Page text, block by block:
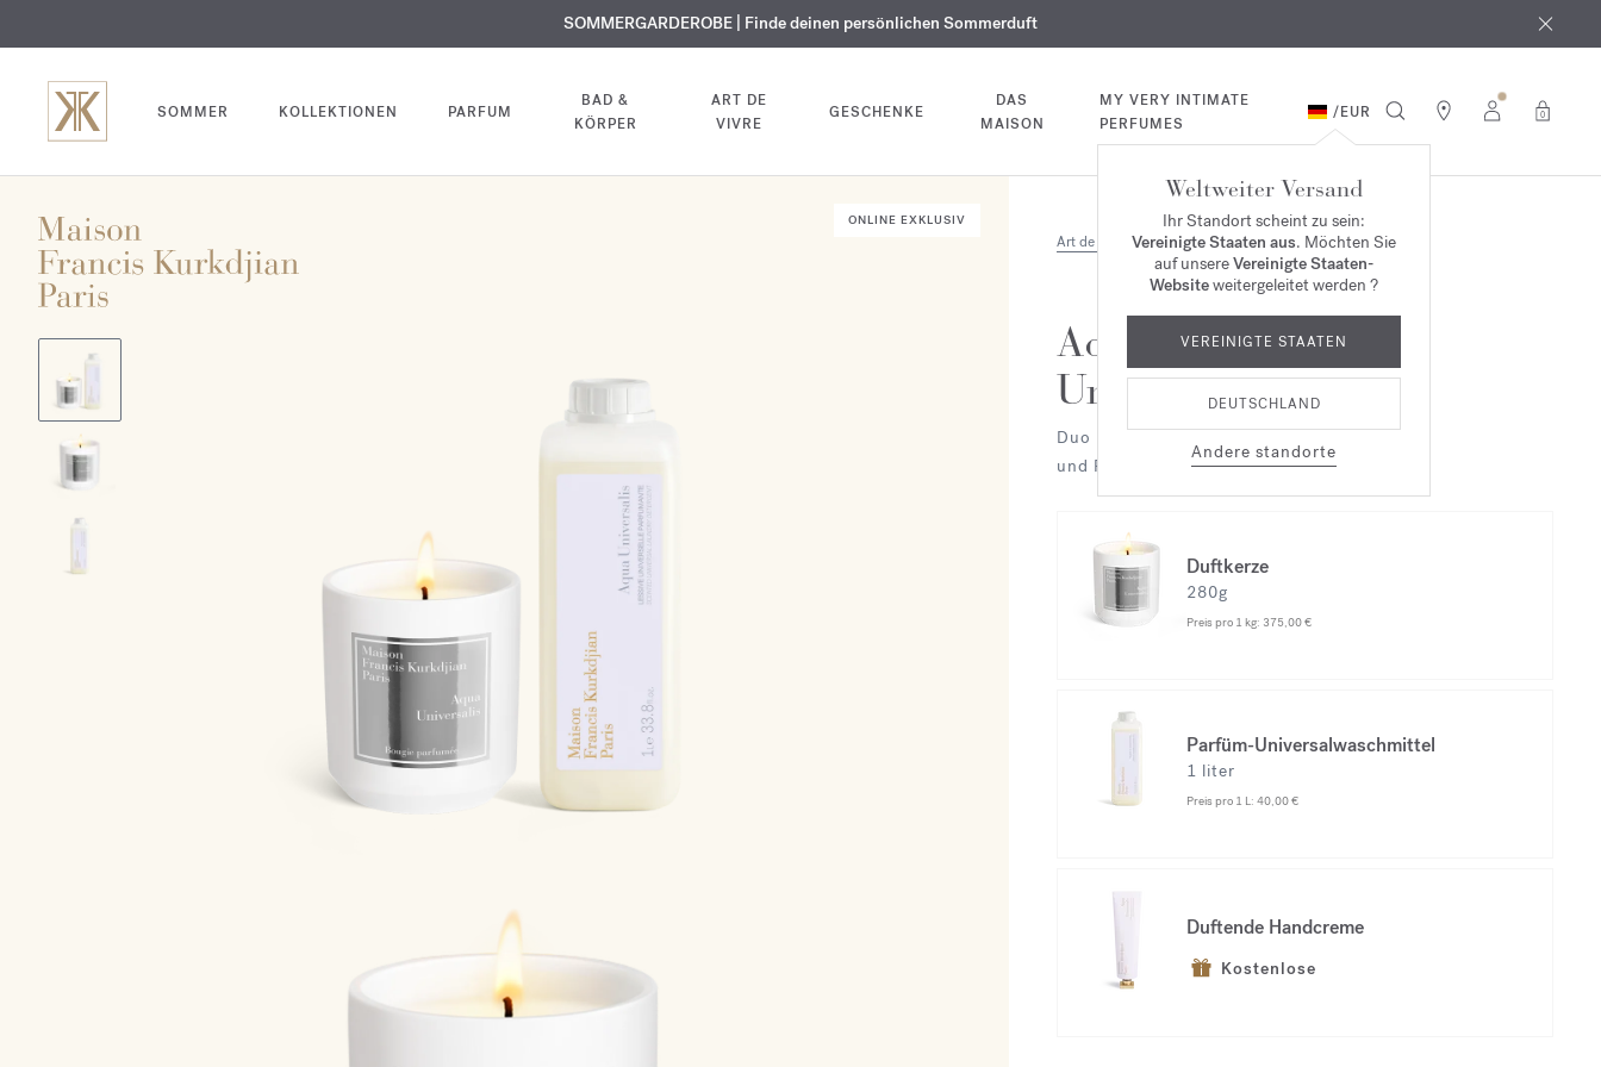
EXKLUSIV | Erhalten Sie OUDvelvet moodin Ihrer Bestellung*
KOSTENLOSE GRAVUR | Auf alle Düfte und Körperöle bis zum 9. August
SOMMERGARDEROBE | Finde deinen persönlichen Sommerduft
SOMMER KOLLEKTIONEN PARFUM
BAD &
KÖRPER
ART DE
VIVRE
GESCHENKE
DAS
MAISON
MY VERY INTIMATE
PERFUMES
/EUR 0
Weltweiter Versand
Ihr Standort scheint zu sein:
Vereinigte Staaten aus. Möchten Sie
auf unsereVereinigte Staaten-
Websiteweitergeleitet werden ?
VEREINIGTE STAATEN
DEUTSCHLAND
Andere standorte
ONLINE EXKLUSIV
Art de vivre Duo & Trio
Aqua
Universalis
Duo Duftkerze
und Parfüm-Universalwaschmittel
Duftkerze
280g
Preis pro 1 kg: 375,00 €
Parfüm-Universalwaschmittel
1 liter
Preis pro 1 L: 40,00 €
Duftende Handcreme
Kostenlose